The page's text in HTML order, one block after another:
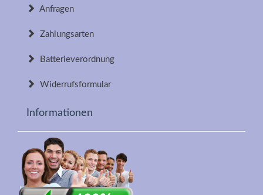
Anfragen
Zahlungsarten
Batterieverordnung
Widerrufsformular
Informationen